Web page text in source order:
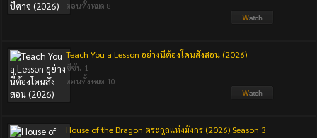
ตอนทั้งหมด 8
Teach You a Lesson อย่างนี้ต้องโดนสั่งสอน (2026)
ซีซัน 1
ตอนทั้งหมด 10
House of the Dragon ตระกูลแห่งมังกร (2026) Season 3